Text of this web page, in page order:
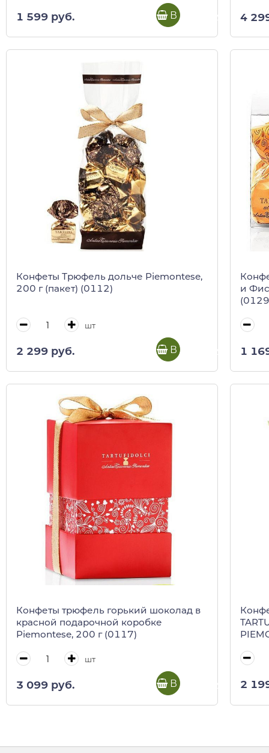
1 599 руб. В корзину 4
Конфеты Трюфель дольче Piemontese,
200 г (пакет) (0112)
шт
2 299 руб. В корзину
и
1
Конфеты трюфель горький шоколад в
красной подарочной коробке
Piemontese, 200 г (0117)
шт
3 099 руб. В корзину 2